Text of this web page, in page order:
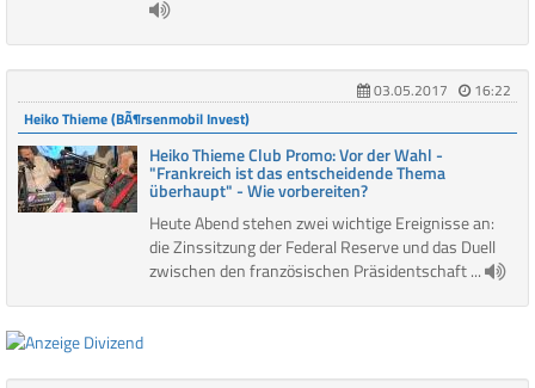
03.05.2017
16:22
Heiko Thieme (BÃ¶rsenmobil Invest)
Heiko Thieme Club Promo: Vor der Wahl -
"Frankreich ist das entscheidende Thema
überhaupt" - Wie vorbereiten?
Heute Abend stehen zwei wichtige Ereignisse an:
die Zinssitzung der Federal Reserve und das Duell
zwischen den französischen Präsidentschaft ...